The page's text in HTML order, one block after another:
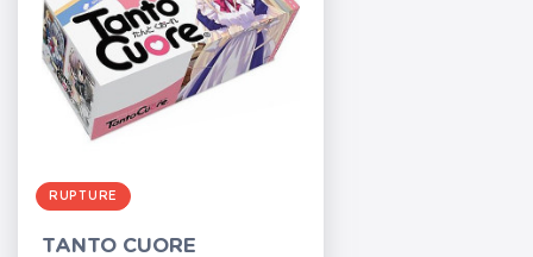
RUPTURE
TANTO CUORE